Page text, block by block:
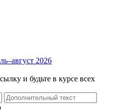
2026
и будьте в курсе всех